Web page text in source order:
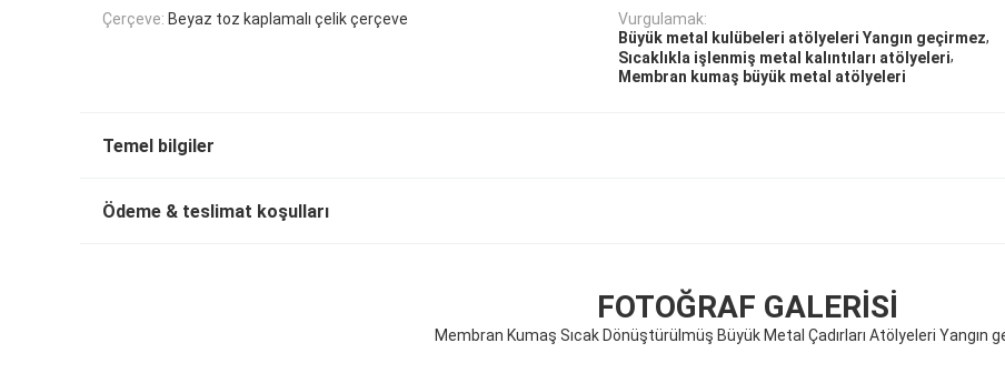
Çerçeve: Beyaz toz kaplamalı çelik çerçeve
Vurgulamak:
Büyük metal kulübeleri atölyeleri Yangın geçirmez,
Sıcaklıkla işlenmiş metal kalıntıları atölyeleri,
Membran kumaş büyük metal atölyeleri
Temel bilgiler
Ödeme & teslimat koşulları
FOTOĞRAF GALERISI
Membran Kumaş Sıcak Dönüştürülmüş Büyük Metal Çadırları Atölyeleri Yangın